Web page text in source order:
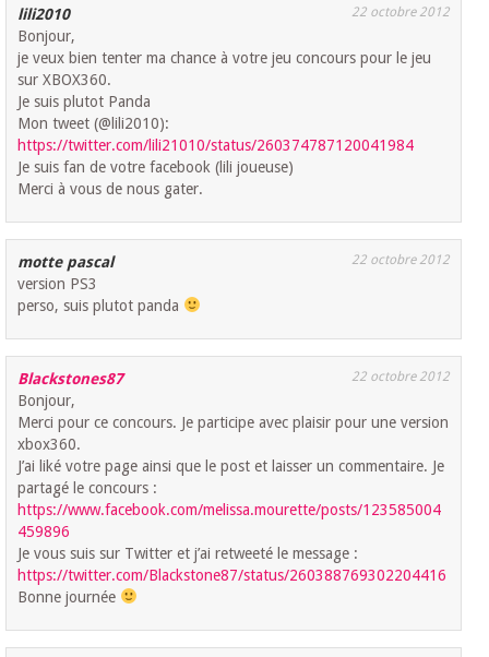
lili2010 22 octobre 2012
Bonjour,
je veux bien tenter ma chance à votre jeu concours pour le jeu
sur XBOX360.
Je suis plutot Panda
Mon tweet (@lili2010):
https://twitter.com/lili21010/status/260374787120041984
Je suis fan de votre facebook (lili joueuse)
Merci à vous de nous gater.
motte pascal 22 octobre 2012
version PS3
perso, suis plutot panda
Blackstones87 22 octobre 2012
Bonjour,
Merci pour ce concours. Je participe avec plaisir pour une version
xbox360.
J’ai liké votre page ainsi que le post et laisser un commentaire. Je
partagé le concours :
https://www.facebook.com/melissa.mourette/posts/123585004
459896
Je vous suis sur Twitter et j’ai retweeté le message :
https://twitter.com/Blackstone87/status/260388769302204416
Bonne journée